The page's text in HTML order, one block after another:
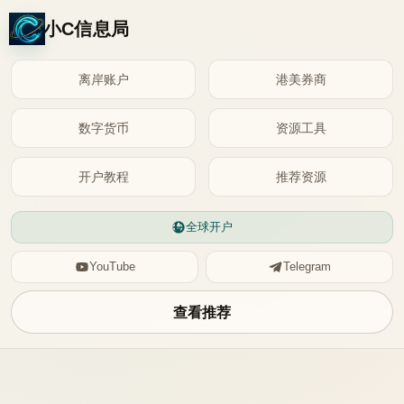
小C信息局
离岸账户 港美券商
数字货币 资源工具
开户教程 推荐资源
全球开户
YouTube Telegram
查看推荐